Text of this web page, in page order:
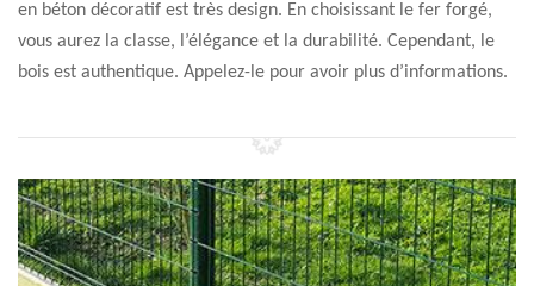
en béton décoratif est très design. En choisissant le fer forgé,
vous aurez la classe, l’élégance et la durabilité. Cependant, le
bois est authentique. Appelez-le pour avoir plus d’informations.